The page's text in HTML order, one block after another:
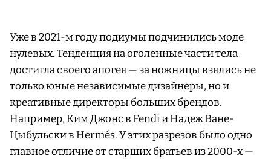
Уже в 2021-м году подиумы подчинились моде
нулевых. Тенденция на оголенные части тела
достигла своего апогея — за ножницы взялись не
только юные независимые дизайнеры, но и
креативные директоры больших брендов.
Например, Ким Джонс в Fendi и Надеж Ване-
Цыбульски в Hermés. У этих разрезов было одно
главное отличие от старших братьев из 2000-х —